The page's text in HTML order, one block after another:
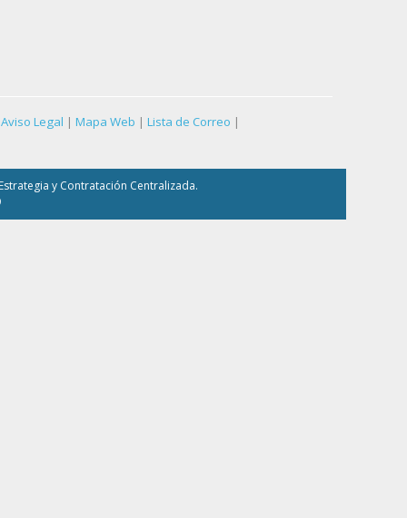
Aviso Legal | Mapa Web | Lista de Correo |
y Contratación Centralizada.